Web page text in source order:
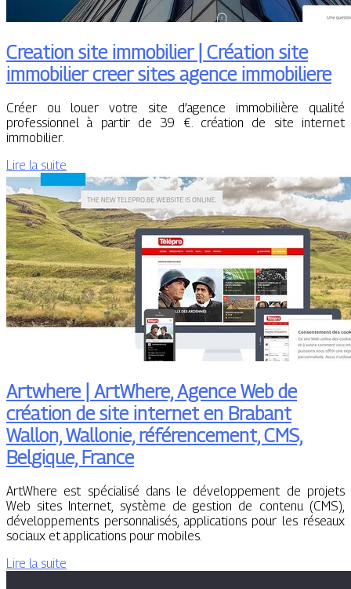
Creation site immobilier | Création site
immobilier creer sites agence immobiliere
Créer ou louer votre site d’agence immobilière qualité
professionnel à partir de 39 €. création de site internet
immobilier.
Lire la suite
Artwhere | ArtWhere, Agence Web de
création de site internet en Brabant
Wallon, Wallonie, référen­ce­ment, CMS,
Belgique, France
ArtWhere est spécialisé dans le développement de projets
Web sites Internet, système de gestion de contenu (CMS),
développements personnalisés, applications pour les réseaux
sociaux et applications pour mobiles.
Lire la suite